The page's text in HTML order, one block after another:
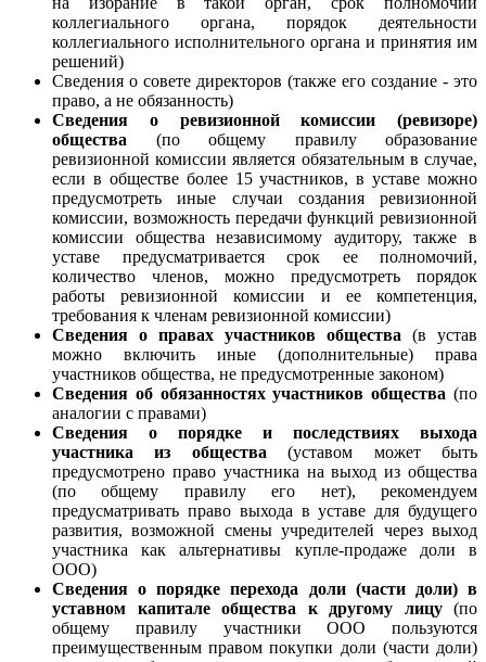
коллегиального органа, порядок деятельности
коллегиального исполнительного органа и принятия им
решений)
Сведения о совете директоров (также его создание - это
право, а не обязанность)
Сведения о ревизионной комиссии (ревизоре)
общества (по общему правилу образование
ревизионной комиссии является обязательным в случае,
если в обществе более 15 участников, в уставе можно
предусмотреть иные случаи создания ревизионной
комиссии, возможность передачи функций ревизионной
комиссии общества независимому аудитору, также в
уставе предусматривается срок ее полномочий,
количество членов, можно предусмотреть порядок
работы ревизионной комиссии и ее компетенция,
требования к членам ревизионной комиссии)
Сведения о правах участников общества (в устав
можно включить иные (дополнительные) права
участников общества, не предусмотренные законом)
Сведения об обязанностях участников общества (по
аналогии с правами)
Сведения о порядке и последствиях выхода
участника из общества (уставом может быть
предусмотрено право участника на выход из общества
(по общему правилу его нет), рекомендуем
предусматривать право выхода в уставе для будущего
развития, возможной смены учредителей через выход
участника как альтернативы купле-продаже доли в
ООО)
Сведения о порядке перехода доли (части доли) в
уставном капитале общества к другому лицу (по
общему правилу участники ООО пользуются
преимущественным правом покупки доли (части доли)